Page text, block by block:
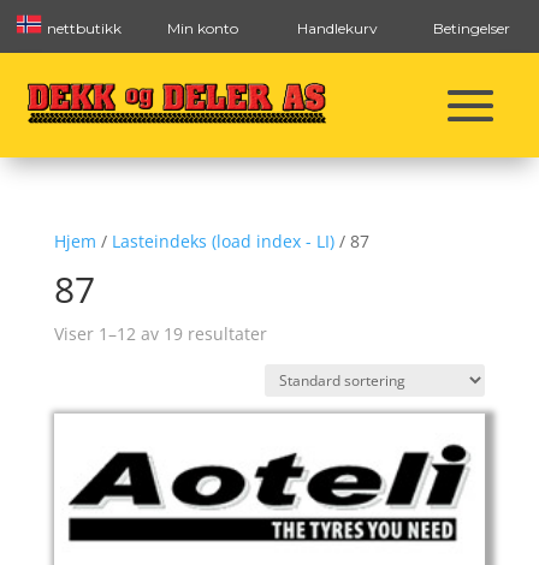
nettbutikk Min konto Handlekurv Betingelser
Hjem / Lasteindeks (load index - LI)/ 87
87
Viser 1–12 av 19 resultater